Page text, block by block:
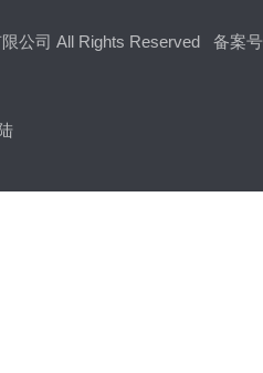
公司 All Rights Reserved 备案